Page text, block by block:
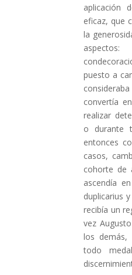
aplicación
eficaz, que
la
puesto a
convertía
realizar
o durante
entonces
casos,
cohorte de
ascendía
duplicarius
recibía un
vez
los demás,
todo